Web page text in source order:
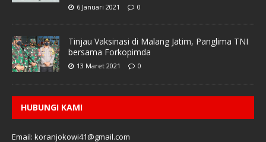
6 Januari 2021 0
Tinjau Vaksinasi di Malang Jatim, Panglima TNI
bersama Forkopimda
13 Maret 2021 0
HUBUNGI KAMI
Email: koranjokowi41@gmail.com